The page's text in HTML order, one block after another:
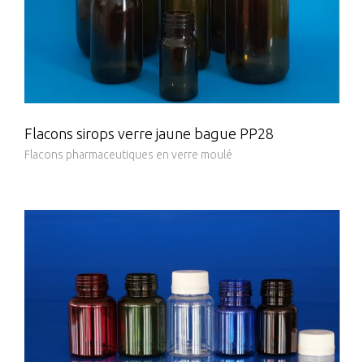
Flacons sirops verre jaune bague PP28
Flacons pharmaceutiques en verre moulé